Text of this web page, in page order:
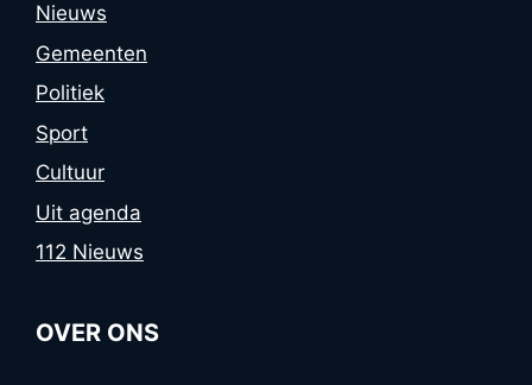
Nieuws
Gemeenten
Politiek
Sport
Cultuur
Uit agenda
112 Nieuws
OVER ONS